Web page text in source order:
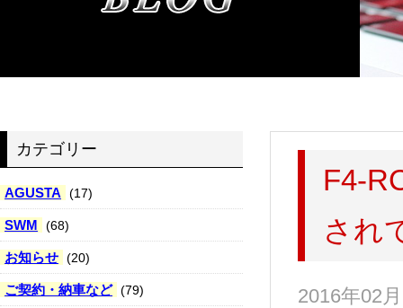
カテゴリー
AGUSTA (17)
SWM (68)
お知らせ (20)
ご契約・納車など (79)
F4-
され
2016年02